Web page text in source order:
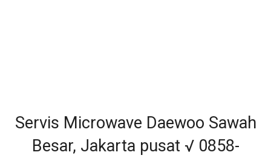
Servis Microwave Daewoo Sawah
Besar, Jakarta pusat √ 0858-